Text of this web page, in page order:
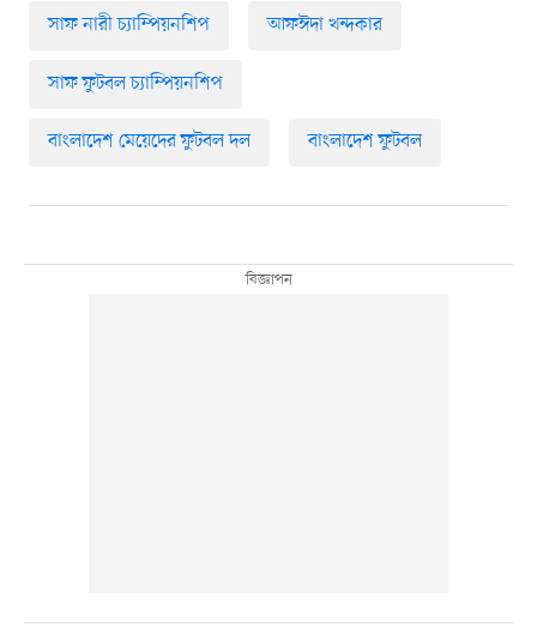
সাফ নারী চ্যাম্পিয়নশিপ আফঈদা খন্দকার
সাফ ফুটবল চ্যাম্পিয়নশিপ
বাংলাদেশ মেয়েদের ফুটবল দল বাংলাদেশ ফুটবল